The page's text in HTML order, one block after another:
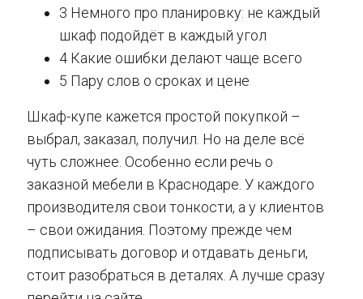
3 Немного про планировку: не каждый
шкаф подойдёт в каждый угол
4 Какие ошибки делают чаще всего
5 Пару слов о сроках и цене
Шкаф-купе кажется простой покупкой –
выбрал, заказал, получил. Но на деле всё
чуть сложнее. Особенно если речь о
заказной мебели в Краснодаре. У каждого
производителя свои тонкости, а у клиентов
– свои ожидания. Поэтому прежде чем
подписывать договор и отдавать деньги,
стоит разобраться в деталях. А лучше сразу